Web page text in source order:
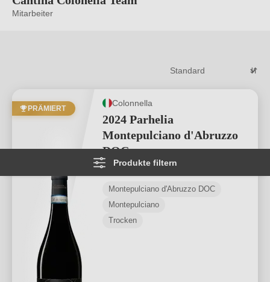
Mitarbeiter
Produkte filtern
PRÄMIERT
Colonnella
2024 Parhelia
Montepulciano d'Abruzzo
DOC
★ ★ ★★★
★
Durchschnittliche Bewertung von 4.67
3
Montepulciano d'Abruzzo DOC
Montepulciano
Trocken